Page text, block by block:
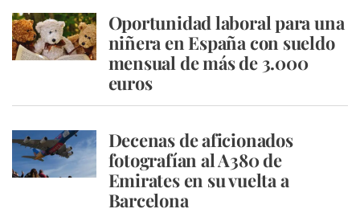
Oportunidad laboral para una
niñera en España con sueldo
mensual de más de 3.000
euros
Decenas de aficionados
fotografían al A380 de
Emirates en su vuelta a
Barcelona